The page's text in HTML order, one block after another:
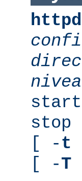
httpd
[ -t
[ -T